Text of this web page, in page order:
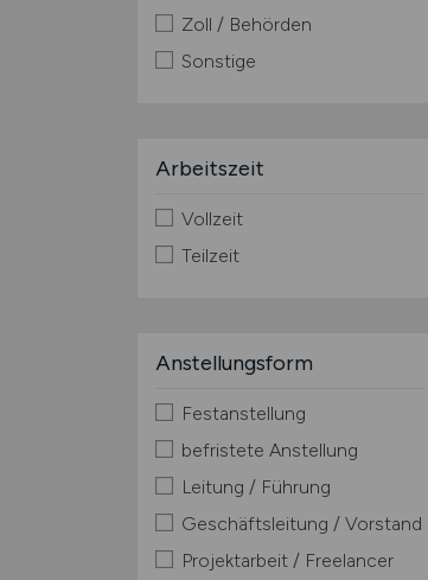
Zoll / Behörden
Sonstige
Arbeitszeit
Vollzeit
Teilzeit
Anstellungsform
Festanstellung
befristete Anstellung
Leitung / Führung
Geschäftsleitung / Vorstand
Projektarbeit / Freelancer